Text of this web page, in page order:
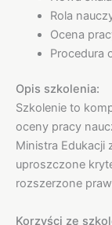
Rola
Ocena
Procedura
Opis szkolenia:
Szkolenie to
oceny pracy
Ministra Edukacji
uproszczone
rozszerzone
Korzyści ze